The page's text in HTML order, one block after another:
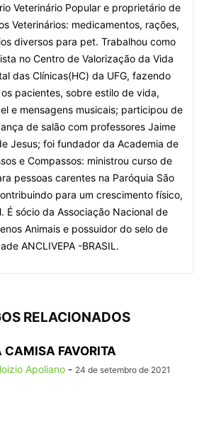
Veterinário Popular e proprietário de
Veterinários: medicamentos, rações,
diversos para pet. Trabalhou como
no Centro de Valorização da Vida
das Clínicas(HC) da UFG, fazendo
pacientes, sobre estilo de vida,
e mensagens musicais; participou de
de salão com professores Jaime
Jesus; foi fundador da Academia de
e Compassos: ministrou curso de
pessoas carentes na Paróquia São
para um crescimento físico,
É sócio da Associação Nacional de
Animais e possuidor do selo de
ANCLIVEPA -BRASIL.
RELACIONADOS
CAMISA FAVORITA
Apoliano - 24 de setembro de 2021